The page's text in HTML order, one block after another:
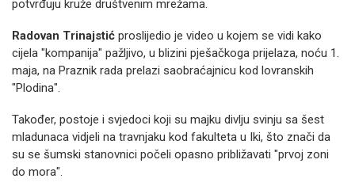
potvrđuju kruže društvenim mrežama.
Radovan Trinajstić proslijedio je video u kojem se vidi kako
cijela "kompanija" pažljivo, u blizini pješačkoga prijelaza, noću 1.
maja, na Praznik rada prelazi saobraćajnicu kod lovranskih
"Plodina".
Također, postoje i svjedoci koji su majku divlju svinju sa šest
mladunaca vidjeli na travnjaku kod fakulteta u Iki, što znači da
su se šumski stanovnici počeli opasno približavati "prvoj zoni
do mora".